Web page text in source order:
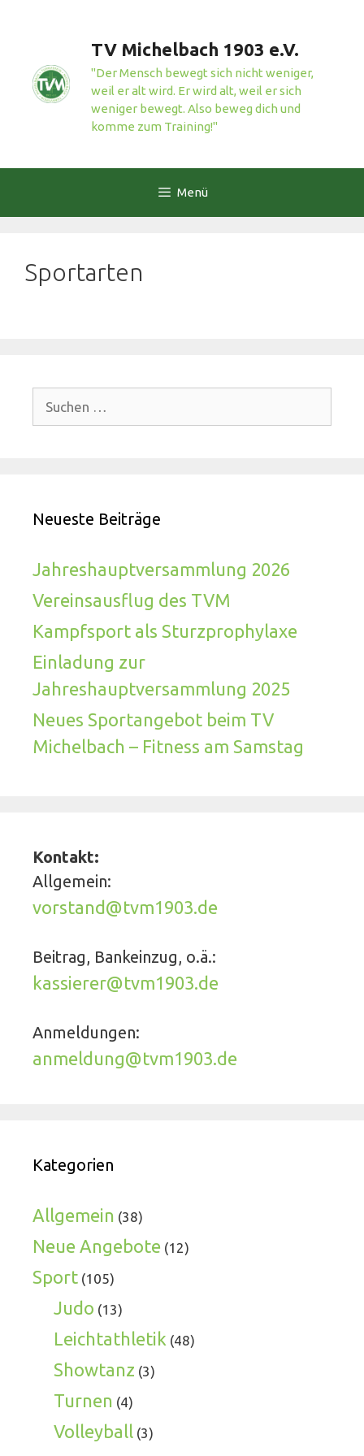
springen
TV Michelbach 1903 e.V.
"Der Mensch bewegt sich nicht weniger,
weil er alt wird. Er wird alt, weil er sich
weniger bewegt. Also beweg dich und
komme zum Training!"
Menü
Sportarten
nach:
Neueste Beiträge
Jahreshauptversammlung 2026
Vereinsausflug des TVM
Kampfsport als Sturzprophylaxe
Einladung zur
Jahreshauptversammlung 2025
Neues Sportangebot beim TV
Michelbach – Fitness am Samstag
Kontakt:
Allgemein:
vorstand@tvm1903.de
Beitrag, Bankeinzug, o.ä.:
kassierer@tvm1903.de
Anmeldungen:
anmeldung@tvm1903.de
Kategorien
Allgemein (38)
Neue Angebote (12)
Sport (105)
Judo (13)
Leichtathletik (48)
Showtanz (3)
Turnen (4)
Volleyball(3)